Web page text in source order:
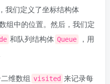
我们定义了坐标结构体
组中的位置。然后，我们定
和队列结构体 Queue
，用
维数组 visited 来记录每